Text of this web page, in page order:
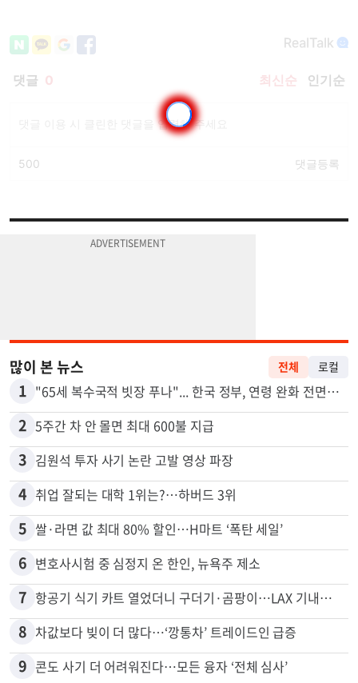
많이 본 뉴스 전체 로컬
1 "65세 복수국적 빗장 푸나"... 한국 정부, 연령 완화 전면 추진
2 5주간 차 안 몰면 최대 600불 지급
3 김원석 투자 사기 논란 고발 영상 파장
4 취업 잘되는 대학 1위는?…하버드 3위
5 쌀·라면 값 최대 80% 할인…H마트 ‘폭탄 세일’
6 변호사시험 중 심정지 온 한인, 뉴욕주 제소
7 항공기 식기 카트 열었더니 구더기·곰팡이…LAX 기내식 업체 논란
8 차값보다 빚이 더 많다…‘깡통차’ 트레이드인 급증
9 콘도 사기 더 어려워진다…모든 융자 ‘전체 심사’